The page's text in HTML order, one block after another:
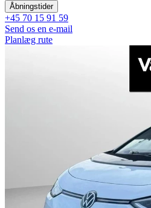
Åbningstider
+45 70 15 91 59
Send os en e-mail
Planlæg rute